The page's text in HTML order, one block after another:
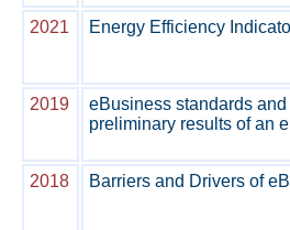
2021 Energy Efficiency
2019
eBusiness standards
preliminary results of an
2018
Barriers and Drivers of